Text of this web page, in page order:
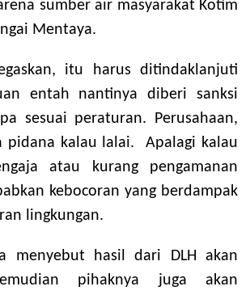
sumber air masyarakat Kotim
Mentaya.
itu harus ditindaklanjuti
entah nantinya diberi sanksi
sesuai peraturan. Perusahaan,
pidana kalau lalai. Apalagi kalau
atau kurang pengamanan
kebocoran yang berdampak
lingkungan.
menyebut hasil dari DLH akan
pihaknya juga akan